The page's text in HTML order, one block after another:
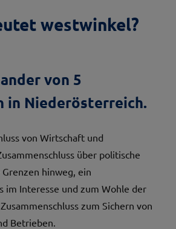
westwinkel?
von 5
in Niederösterreich.
von Wirtschaft und
über politische
hinweg, ein
im Interesse und zum Wohle der
zum Sichern von
Betrieben.